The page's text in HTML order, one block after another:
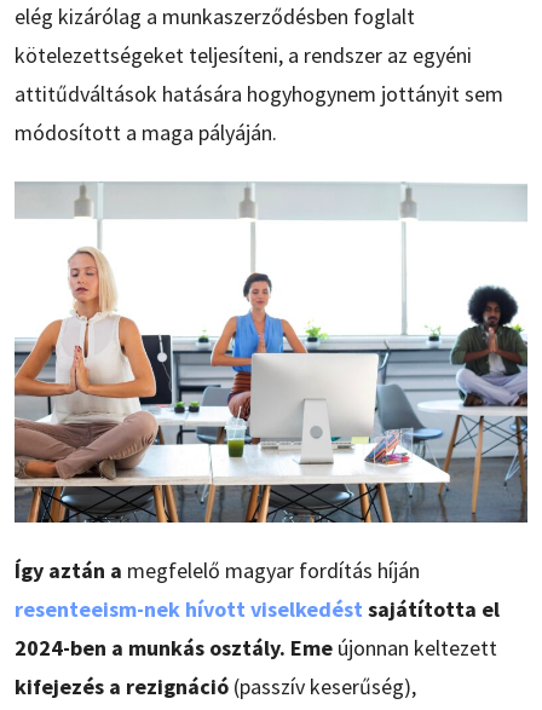
elég kizárólag a munkaszerződésben foglalt
kötelezettségeket teljesíteni, a rendszer az egyéni
attitűdváltások hatására hogyhogynem jottányit sem
módosított a maga pályáján.
Így aztán a megfelelő magyar fordítás híján
resenteeism-nek hívott viselkedést sajátította el
2024-ben a munkás osztály. Eme újonnan keltezett
kifejezés a rezignáció (passzív keserűség),